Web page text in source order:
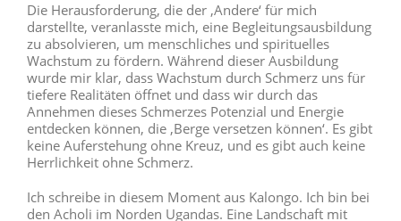
Die Herausforderung, die der ‚Andere‘ für mich
darstellte, veranlasste mich, eine Begleitungsausbildung
zu absolvieren, um menschliches und spirituelles
Wachstum zu fördern. Während dieser Ausbildung
wurde mir klar, dass Wachstum durch Schmerz uns für
tiefere Realitäten öffnet und dass wir durch das
Annehmen dieses Schmerzes Potenzial und Energie
entdecken können, die ‚Berge versetzen können‘. Es gibt
keine Auferstehung ohne Kreuz, und es gibt auch keine
Herrlichkeit ohne Schmerz.
Ich schreibe in diesem Moment aus Kalongo. Ich bin bei
den Acholi im Norden Ugandas. Eine Landschaft mit